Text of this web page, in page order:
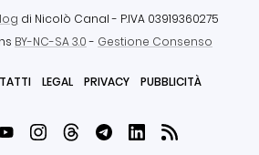
di Nicolò Canal - P.IVA 03919360275
BY-NC-SA 3.0- Gestione Consenso
LEGAL PRIVACY PUBBLICITÀ